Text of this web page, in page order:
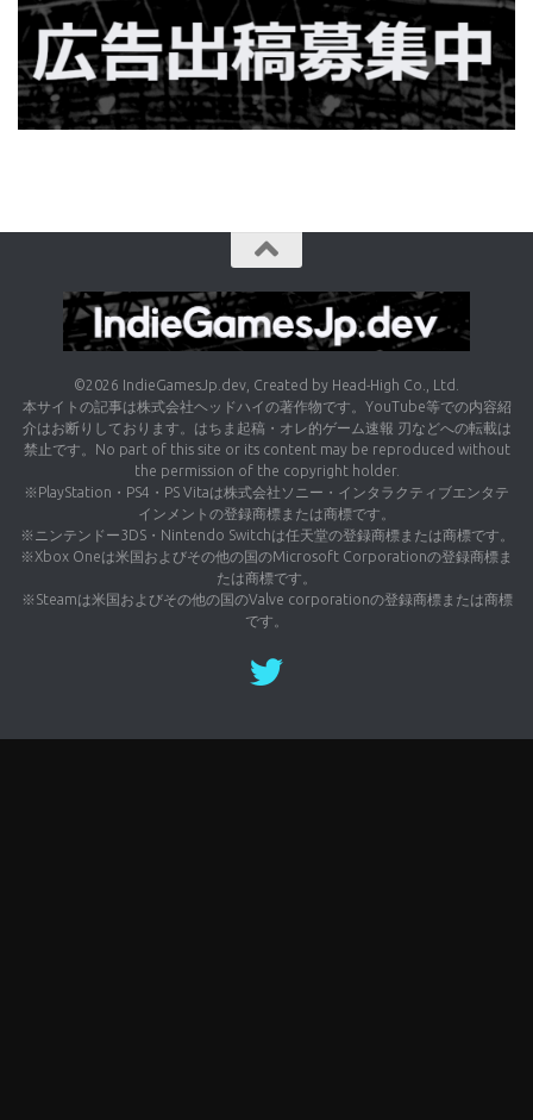
©2026 IndieGamesJp.dev, Created by Head-High Co., Ltd.
本サイトの記事は株式会社ヘッドハイの著作物です。YouTube等での内容紹
介はお断りしております。はちま起稿・オレ的ゲーム速報 刃などへの転載は
禁止です。No part of this site or its content may be reproduced without
the permission of the copyright holder.
※PlayStation・PS4・PS Vitaは株式会社ソニー・インタラクティブエンタテ
インメントの登録商標または商標です。
※ニンテンドー3DS・Nintendo Switchは任天堂の登録商標または商標です。
※Xbox Oneは米国およびその他の国のMicrosoft Corporationの登録商標ま
たは商標です。
※Steamは米国およびその他の国のValve corporationの登録商標または商標
です。